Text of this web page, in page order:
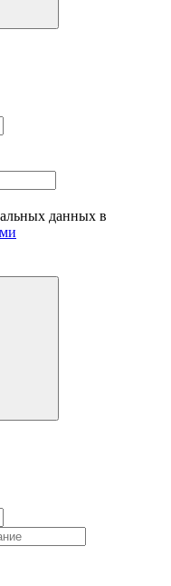
данных в